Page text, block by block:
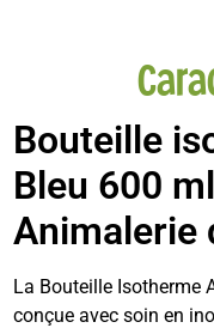
Bouteille
Bleu 600
Animalerie
La Bouteille Isotherme
conçue avec soin en